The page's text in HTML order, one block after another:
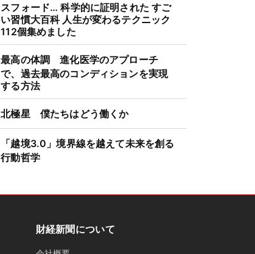
スフォード… 科学的に証明された すご
い習慣大百科 人生が変わるテクニック
112個集めました
最高の体調 進化医学のアプローチ
で、過去最高のコンディションを実現
する方法
北極星 僕たちはどう働くか
「越境3.0」境界線を越えて未来を創る
行動哲学
財経新聞について